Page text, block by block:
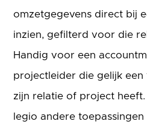
omzetgegevens direct bij
inzien, gefilterd voor die
Handig voor een
projectleider die gelijk
zijn relatie of project
legio andere